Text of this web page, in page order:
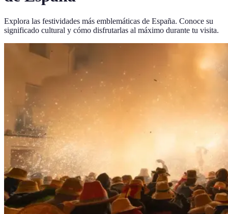
Explora las festividades más emblemáticas de España. Conoce su
significado cultural y cómo disfrutarlas al máximo durante tu visita.